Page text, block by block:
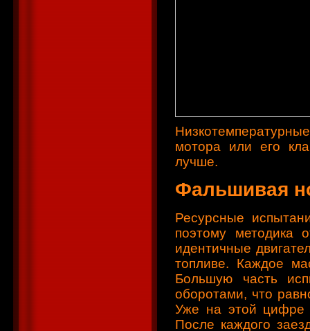
мотора или его
лучше.
Фальшивая
Ресурсные
поэтому методика
идентичные
топливе. Каждое
Большую часть
оборотами, что
Уже на этой цифре
После каждого